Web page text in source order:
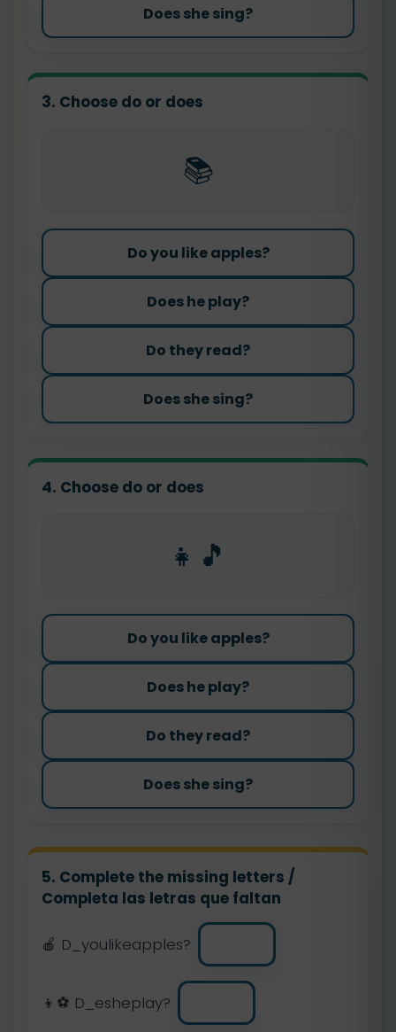
Does she sing?
3. Choose do or does
📚
Do you like apples?
Does he play?
Do they read?
Does she sing?
4. Choose do or does
👧🎵
Do you like apples?
Does he play?
Do they read?
Does she sing?
5. Complete the missing letters /
Completa las letras que faltan
🍎 D_youlikeapples?
👦⚽ D_esheplay?